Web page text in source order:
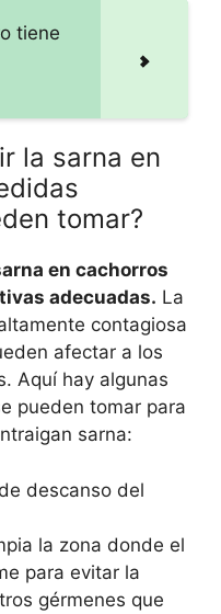
tiene
la sarna en
tomar?
en cachorros
adecuadas. La
contagiosa
afectar a los
Aquí hay algunas
pueden tomar para
sarna:
descanso del
la zona donde el
para evitar la
gérmenes que